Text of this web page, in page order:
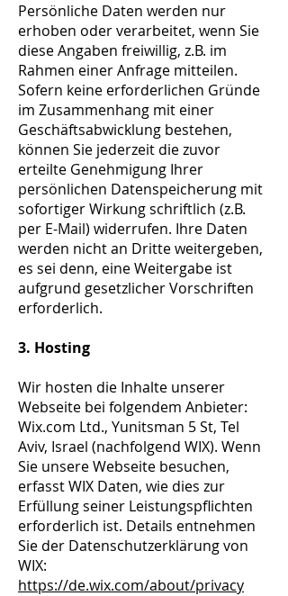
Persönliche Daten werden nur
erhoben oder verarbeitet, wenn Sie
diese Angaben freiwillig, z.B. im
Rahmen einer Anfrage mitteilen.
Sofern keine erforderlichen Gründe
im Zusammenhang mit einer
Geschäftsabwicklung bestehen,
können Sie jederzeit die zuvor
erteilte Genehmigung Ihrer
persönlichen Datenspeicherung mit
sofortiger Wirkung schriftlich (z.B.
per E-Mail) widerrufen. Ihre Daten
werden nicht an Dritte weitergeben,
es sei denn, eine Weitergabe ist
aufgrund gesetzlicher Vorschriften
erforderlich.
3. Hosting
Wir hosten die Inhalte unserer
Webseite bei folgendem Anbieter:
Wix.com Ltd., Yunitsman 5 St, Tel
Aviv, Israel (nachfolgend WIX). Wenn
Sie unsere Webseite besuchen,
erfasst WIX Daten, wie dies zur
Erfüllung seiner Leistungspflichten
erforderlich ist. Details entnehmen
Sie der Datenschutzerklärung von
WIX:
https://de.wix.com/about/privacy